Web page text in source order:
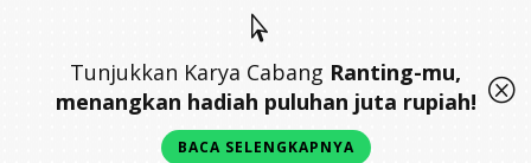

Tunjukkan Karya Cabang Ranting-mu,
menangkan hadiah puluhan juta rupiah!
BACA SELENGKAPNYA
Q